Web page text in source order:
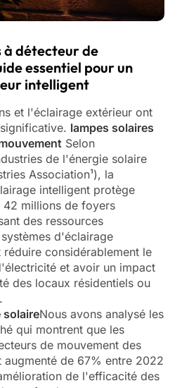
à détecteur de
essentiel pour un
intelligent
et l'éclairage extérieur ont
lampes solaires
Selon
de l'énergie solaire
Association¹), la
intelligent protège
millions de foyers
des ressources
d'éclairage
réduire considérablement le
et avoir un impact
des locaux résidentiels ou
solaireNous avons analysé les
qui montrent que les
de mouvement des
augmenté de 67% entre 2022
de l'efficacité des